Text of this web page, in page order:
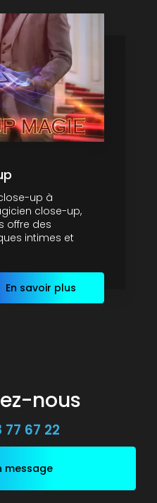
up à
close-up,
offre des
intimes et
En savoir plus
nous
77 67 22
message